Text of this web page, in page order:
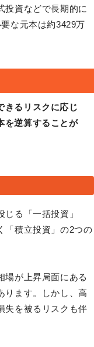
投資などで長期的に
な元本は約3429万
きるリスクに応じ
を逆算することが
る「一括投資」
「積立投資」の2つの
場が上昇局面にある
ります。しかし、高
失を被るリスクも伴